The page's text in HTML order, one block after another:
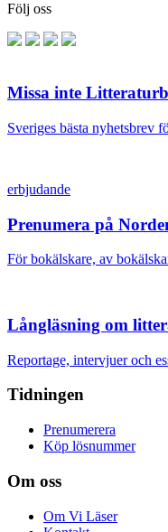
Följ oss
Missa inte
Sveriges bästa nyhetsbrev
erbjudande
Prenumera på
För bokälskare, av
Långläsning om
Reportage, intervjuer och
Tidningen
Prenumerera
Köp lösnummer
Om oss
Om Vi Läser